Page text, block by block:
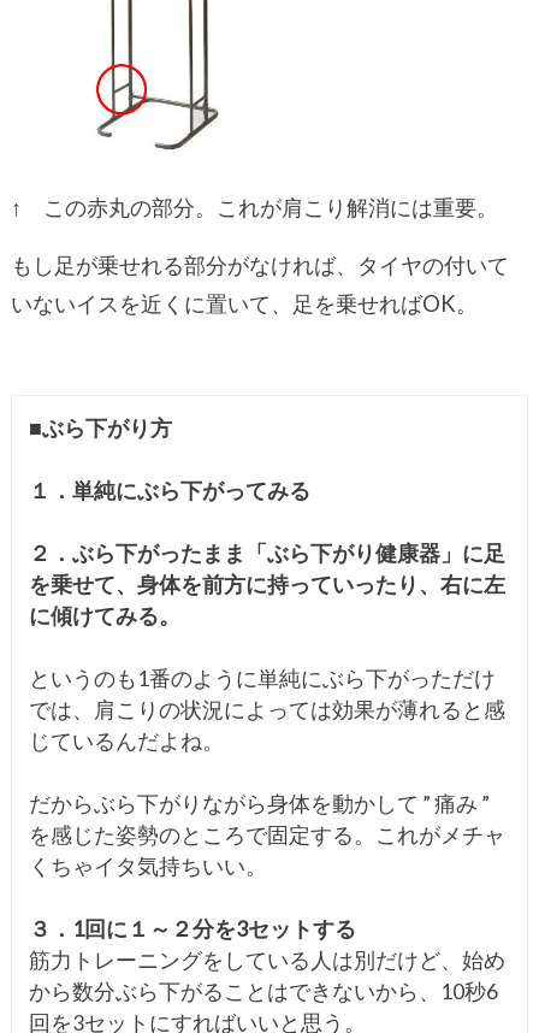
↑ この赤丸の部分。これが肩こり解消には重要。
もし足が乗せれる部分がなければ、タイヤの付いて
いないイスを近くに置いて、足を乗せればOK。
■ぶら下がり方
１．単純にぶら下がってみる
２．ぶら下がったまま「ぶら下がり健康器」に足
を乗せて、身体を前方に持っていったり、右に左
に傾けてみる。
というのも1番のように単純にぶら下がっただけ
では、肩こりの状況によっては効果が薄れると感
じているんだよね。
だからぶら下がりながら身体を動かして ” 痛み ”
を感じた姿勢のところで固定する。これがメチャ
くちゃイタ気持ちいい。
３．1回に１～２分を3セットする
筋力トレーニングをしている人は別だけど、始め
から数分ぶら下がることはできないから、10秒6
回を3セットにすればいいと思う。